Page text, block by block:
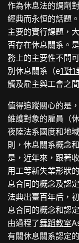
作為休息法的調劑
經典而永恒的話題
主要的實行課題，
否存在休息關系。
務上的主要性不問
別休息關系（e1對1
觸及雇主與工會之
值得追蹤關心的是
維護對象的雇員（
夜陸法系國度和地
則，休息關系概念
是，近年來，跟著
用工等新失業形狀
息合同的概念及認
法典出臺百年后，
息合同的概念和認
由過程了舞蹈教室
有關休息關系認定